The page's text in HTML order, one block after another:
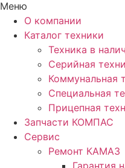
Меню
О компании
Каталог техники
Техника в
Серийная
Коммунальная
Специальная
Прицепная
Запчасти КОМПАС
Сервис
Ремонт КАМАЗ